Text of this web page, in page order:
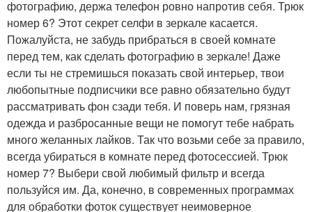
фотографию, держа телефон ровно напротив себя. Трюк
номер 6? Этот секрет селфи в зеркале касается.
Пожалуйста, не забудь прибраться в своей комнате
перед тем, как сделать фотографию в зеркале! Даже
если ты не стремишься показать свой интерьер, твои
любопытные подписчики все равно обязательно будут
рассматривать фон сзади тебя. И поверь нам, грязная
одежда и разбросанные вещи не помогут тебе набрать
много желанных лайков. Так что возьми себе за правило,
всегда убираться в комнате перед фотосессией. Трюк
номер 7? Выбери свой любимый фильтр и всегда
пользуйся им. Да, конечно, в современных программах
для обработки фоток существует неимоверное